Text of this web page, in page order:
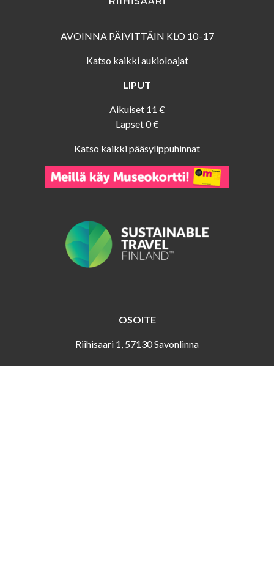
AVOINNA PÄIVITTÄIN KLO 10–17
Katso kaikki aukioloajat
LIPUT
Aikuiset 11 €
Lapset 0 €
Katso kaikki pääsylippuhinnat
OSOITE
Riihisaari 1, 57130 Savonlinna